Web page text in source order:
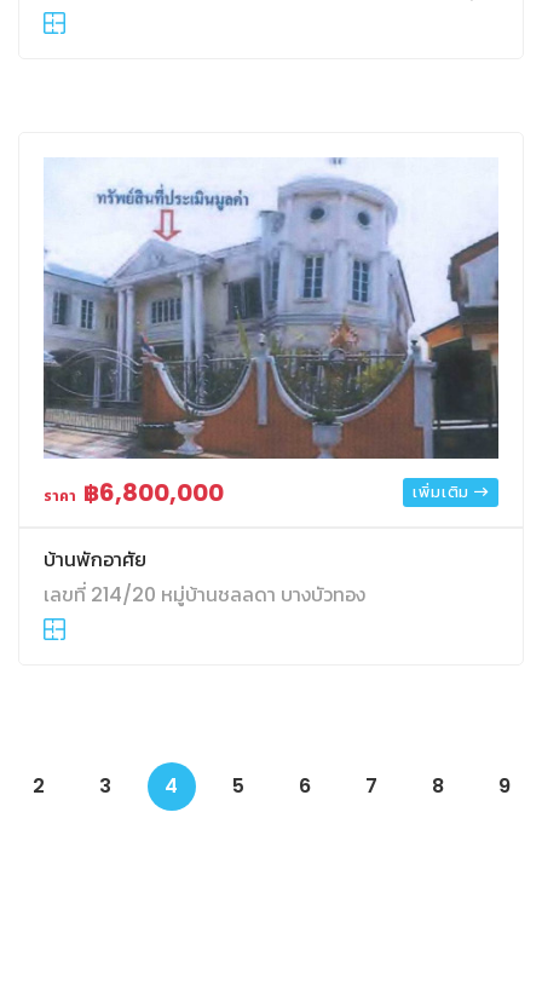
ราคา ฿6,800,000 เพิ่มเติม
บ้านพักอาศัย
เลขที่ 214/20 หมู่บ้านชลลดา บางบัวทอง
2 3 4 5 6 7 8 9